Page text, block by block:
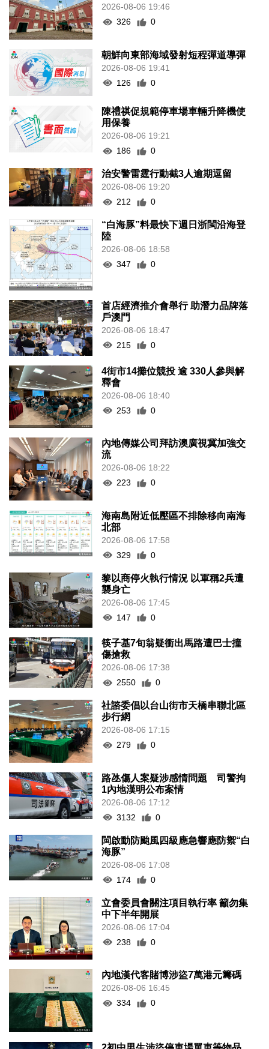
2026-08-06 19:46
326
0
朝鮮向東部海域發射短程彈道導彈
2026-08-06 19:41
126
0
陳禮祺促規範停車場車輛升降機使
用保養
2026-08-06 19:21
186
0
治安警雷霆行動截3人逾期逗留
2026-08-06 19:20
212
0
“白海豚”料最快下週日浙閩沿海登
陸
2026-08-06 18:58
347
0
首店經濟推介會舉行 助潛力品牌落
戶澳門
2026-08-06 18:47
215
0
4街市14攤位競投 逾 330人參與解
釋會
2026-08-06 18:40
253
0
內地傳媒公司拜訪澳廣視冀加強交
流
2026-08-06 18:22
223
0
海南島附近低壓區不排除移向南海
北部
2026-08-06 17:58
329
0
黎以商停火執行情況 以軍稱2兵遭
襲身亡
2026-08-06 17:45
147
0
筷子基7旬翁疑衝出馬路遭巴士撞
傷搶救
2026-08-06 17:38
2550
0
社諮委倡以台山街市天橋串聯北區
步行網
2026-08-06 17:15
279
0
路氹傷人案疑涉感情問題 司警拘
1內地漢明公布案情
2026-08-06 17:12
3132
0
閩啟動防颱風四級應急響應防禦“白
海豚”
2026-08-06 17:08
174
0
立會委員會關注項目執行率 籲勿集
中下半年開展
2026-08-06 17:04
238
0
內地漢代客賭博涉盜7萬港元籌碼
2026-08-06 16:45
334
0